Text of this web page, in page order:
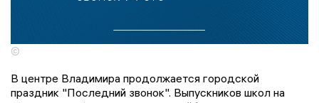
©
В центре Владимира продолжается городской
праздник "Последний звонок". Выпускников школ на